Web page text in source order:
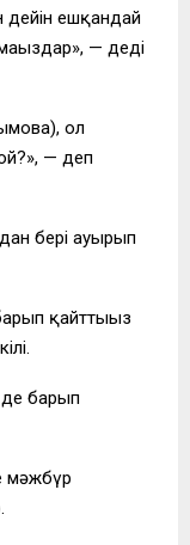
дейін ешқандай
— деді
ол
— деп
бері ауырып
қайттыңыз
де барып
мәжбүр